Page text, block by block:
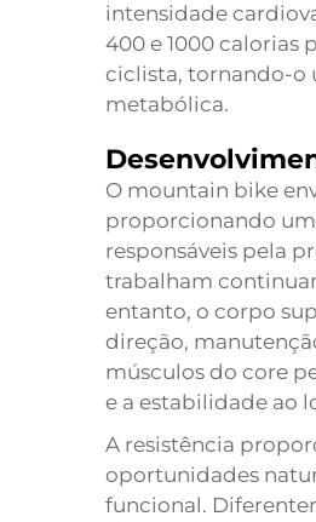
intensidade
400 e 1000 calorias
ciclista, tornando-o
metabólica.
O mountain bike
proporcionando
responsáveis pela
trabalham
entanto, o corpo
direção,
músculos do core
e a estabilidade ao
A resistência
oportunidades
funcional.